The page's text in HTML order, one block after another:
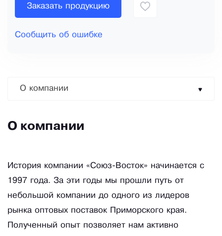
Заказать продукцию
Сообщить об ошибке
О компании
О компании
История компании «Союз-Восток» начинается с
1997 года. За эти годы мы прошли путь от
небольшой компании до одного из лидеров
рынка оптовых поставок Приморского края.
Полученный опыт позволяет нам активно